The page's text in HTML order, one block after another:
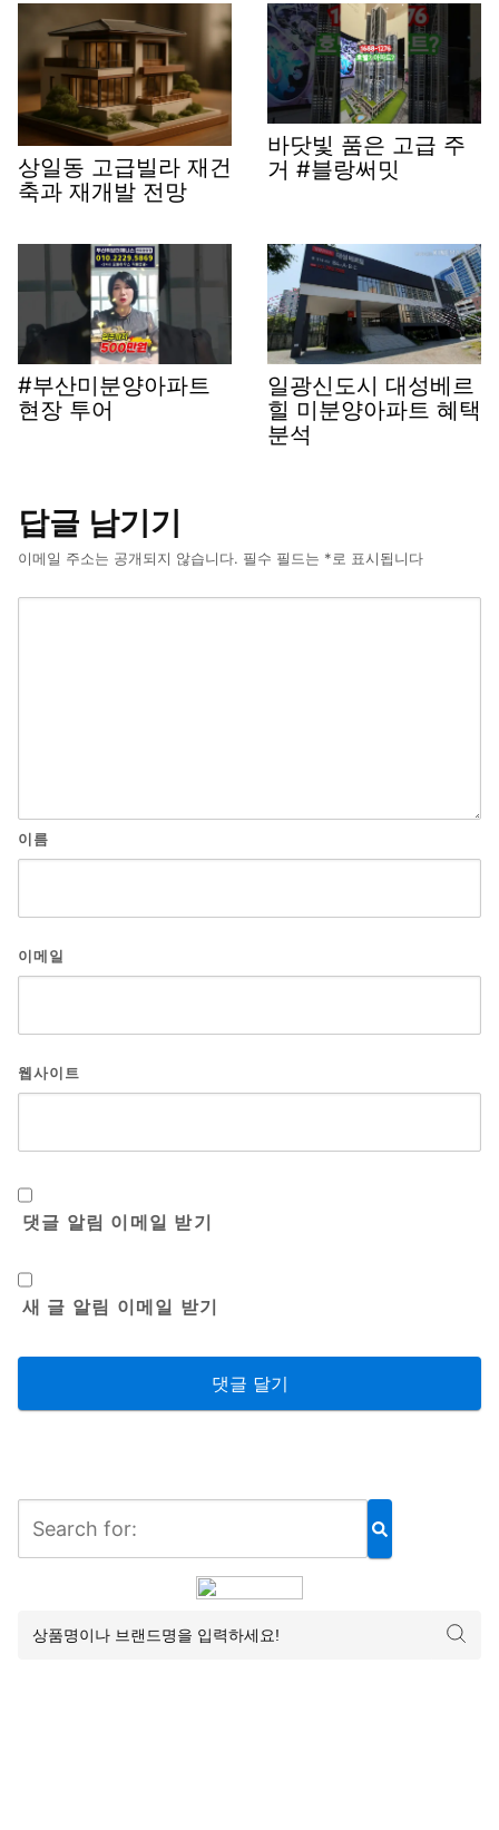
상일동 고급빌라 재건
축과 재개발 전망
바닷빛 품은 고급 주
거 #블랑써밋
#부산미분양아파트
현장 투어
일광신도시 대성베르
힐 미분양아파트 혜택
분석
답글 남기기
이메일 주소는 공개되지 않습니다. 필수 필드는 *로 표시됩니다
이름
이메일
웹사이트
댓글 알림 이메일 받기
새 글 알림 이메일 받기